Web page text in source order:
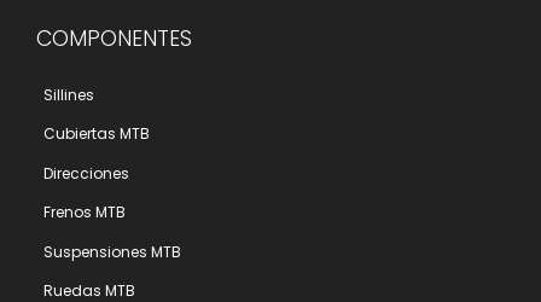
COMPONENTES
Sillines
Cubiertas MTB
Direcciones
Frenos MTB
Suspensiones MTB
Ruedas MTB